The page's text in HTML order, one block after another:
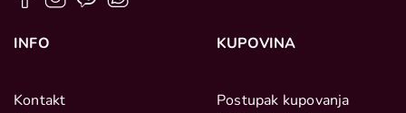
INFO
Kontakt
KUPOVINA
Postupak kupovanja